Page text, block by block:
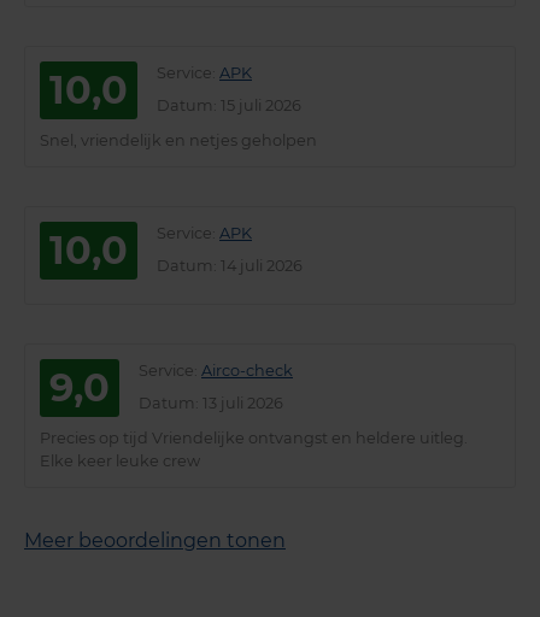
10,0 Service APK
Datum : 15 juli 2026
Snel, vriendelijk en netjes geholpen
10,0 Service APK
Datum : 14 juli 2026
9,0 Service Airco-check
Datum : 13 juli 2026
Precies op tijd Vriendelijke ontvangst en heldere uitleg.
Elke keer leuke crew
Meer beoordelingen tonen